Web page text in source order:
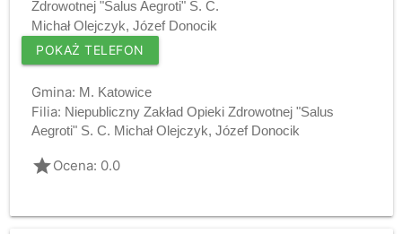
Zdrowotnej "Salus Aegroti" S. C.
Michał Olejczyk, Józef Donocik
POKAŻ TELEFON
Gmina: M. Katowice
Filia: Niepubliczny Zakład Opieki Zdrowotnej "Salus
Aegroti" S. C. Michał Olejczyk, Józef Donocik
gradeOcena: 0.0